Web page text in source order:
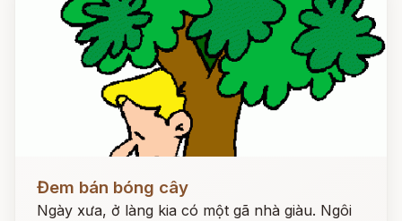
Đem bán bóng cây
Ngày xưa, ở làng kia có một gã nhà giàu. Ngôi